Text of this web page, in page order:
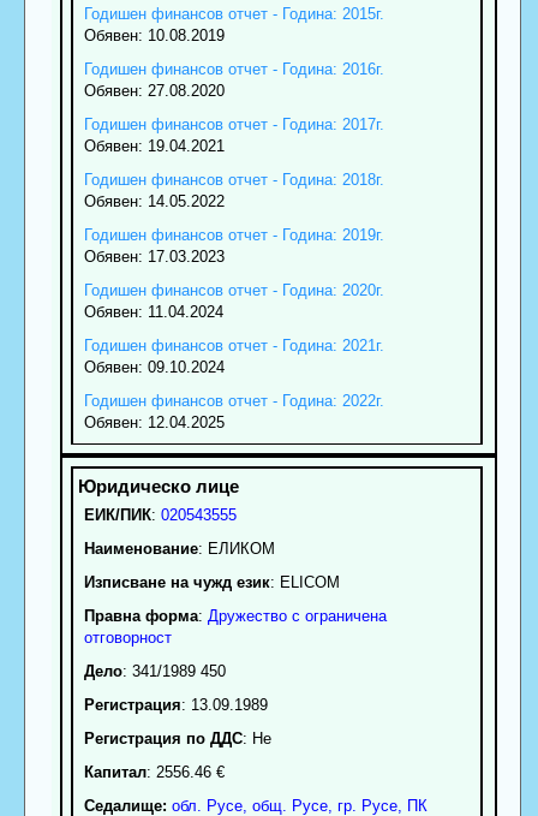
Годишен финансов отчет - Година: 2015г.
Обявен: 10.08.2019
Годишен финансов отчет - Година: 2016г.
Обявен: 27.08.2020
Годишен финансов отчет - Година: 2017г.
Обявен: 19.04.2021
Годишен финансов отчет - Година: 2018г.
Обявен: 14.05.2022
Годишен финансов отчет - Година: 2019г.
Обявен: 17.03.2023
Годишен финансов отчет - Година: 2020г.
Обявен: 11.04.2024
Годишен финансов отчет - Година: 2021г.
Обявен: 09.10.2024
Годишен финансов отчет - Година: 2022г.
Обявен: 12.04.2025
ЕИК/ПИК: 020543555
Наименование: ЕЛИКОМ
Изписване на чужд език: ELICOM
Правна форма: Дружество с ограничена
отговорност
Дело: 341/1989 450
Регистрация: 13.09.1989
Регистрация по ДДС: Нe
Капитал: 2556.46 €
Седалище: обл. Русе, общ. Русе, гр. Русе, ПК